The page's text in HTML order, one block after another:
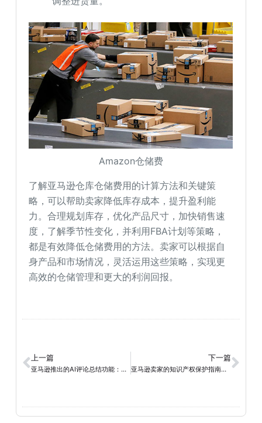
Amazon仓储费
了解亚马逊仓库仓储费用的计算方法和关键策
略，可以帮助卖家降低库存成本，提升盈利能
力。合理规划库存，优化产品尺寸，加快销售速
度，了解季节性变化，并利用FBA计划等策略，
都是有效降低仓储费用的方法。卖家可以根据自
身产品和市场情况，灵活运用这些策略，实现更
高效的仓储管理和更大的利润回报。
上一篇
亚马逊推出的AI评论总结功能：优化顾客体验和打破既有格局
下一篇
亚马逊卖家的知识产权保护指南：避免侵权的实用策略与建议